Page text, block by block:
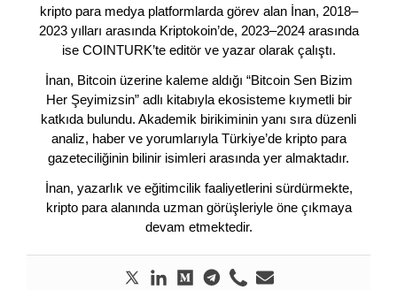
kripto para medya platformlarda görev alan İnan, 2018–
2023 yılları arasında Kriptokoin’de, 2023–2024 arasında
ise COINTURK’te editör ve yazar olarak çalıştı.
İnan, Bitcoin üzerine kaleme aldığı “Bitcoin Sen Bizim
Her Şeyimizsin” adlı kitabıyla ekosisteme kıymetli bir
katkıda bulundu. Akademik birikiminin yanı sıra düzenli
analiz, haber ve yorumlarıyla Türkiye’de kripto para
gazeteciliğinin bilinir isimleri arasında yer almaktadır.
İnan, yazarlık ve eğitimcilik faaliyetlerini sürdürmekte,
kripto para alanında uzman görüşleriyle öne çıkmaya
devam etmektedir.